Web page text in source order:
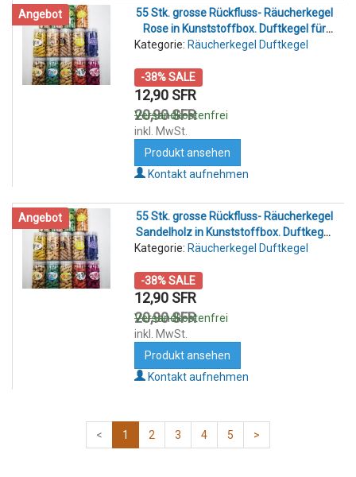
Angebot
55 Stk. grosse Rückfluss- Räucherkegel
Rose in Kunststoffbox. Duftkegel für
Rückfluss- Räucherkegelhalter
Kategorie: Räucherkegel Duftkegel
-38% SALE
12,90 SFR
20,90 SFR
Versandkostenfrei
inkl. MwSt.
Produkt ansehen
Kontakt aufnehmen
Angebot
55 Stk. grosse Rückfluss- Räucherkegel
Sandelholz in Kunststoffbox. Duftkegel
für Rückfluss- Räucherkegelhalter
Kategorie: Räucherkegel Duftkegel
-38% SALE
12,90 SFR
20,90 SFR
Versandkostenfrei
inkl. MwSt.
Produkt ansehen
Kontakt aufnehmen
< 1 2 3 4 5 >